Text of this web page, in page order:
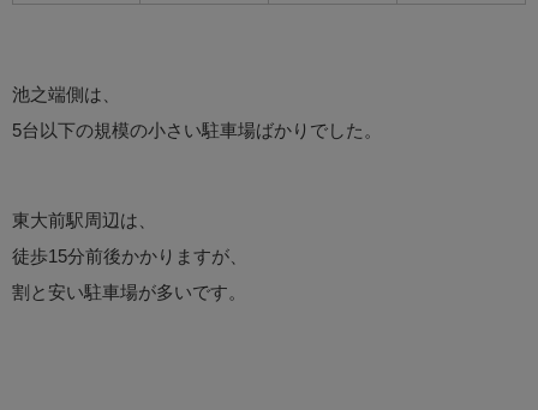
池之端側は、
5台以下の規模の小さい駐車場ばかりでした。
東大前駅周辺は、
徒歩15分前後かかりますが、
割と安い駐車場が多いです。